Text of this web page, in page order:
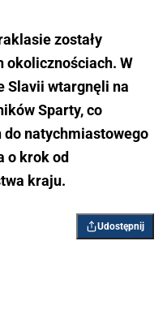
zostały
okolicznościach. W
Slavii wtargnęli na
Sparty, co
do natychmiastowego
o krok od
kraju.
Udostępnij